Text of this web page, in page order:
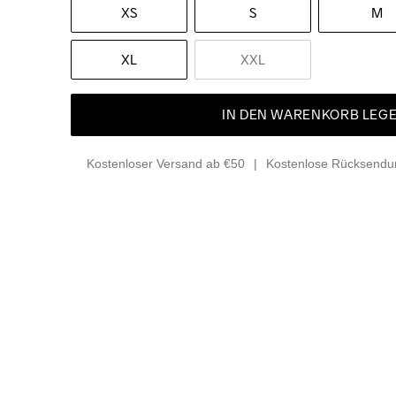
XS S M
XL XXL
IN DEN WARENKORB
Kostenloser Versand ab €50 Kostenlose